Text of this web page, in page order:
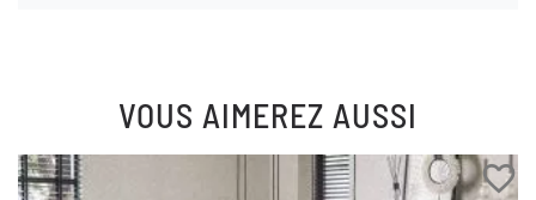
VOUS AIMEREZ AUSSI
favorite_border